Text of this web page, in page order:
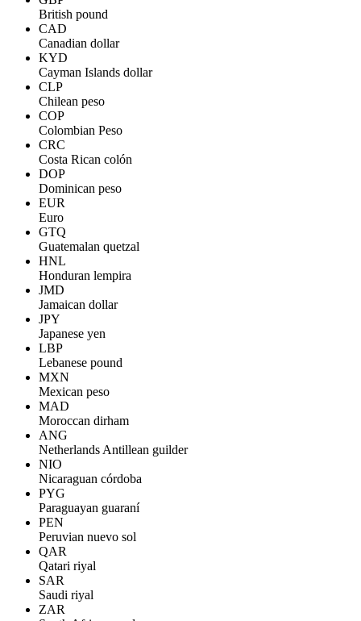
British pound
CAD
Canadian dollar
KYD
Cayman Islands dollar
CLP
Chilean peso
COP
Colombian Peso
CRC
Costa Rican colón
DOP
Dominican peso
EUR
Euro
GTQ
Guatemalan quetzal
HNL
Honduran lempira
JMD
Jamaican dollar
JPY
Japanese yen
LBP
Lebanese pound
MXN
Mexican peso
MAD
Moroccan dirham
ANG
Netherlands Antillean guilder
NIO
Nicaraguan córdoba
PYG
Paraguayan guaraní
PEN
Peruvian nuevo sol
QAR
Qatari riyal
SAR
Saudi riyal
ZAR